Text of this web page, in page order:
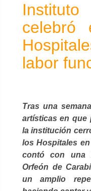
labor
Tras una
artísticas en que
la institución
los Hospitales
contó con una
Orfeón de
un amplio